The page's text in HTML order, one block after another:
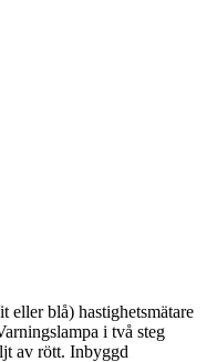
blå) hastighetsmätare
i två steg
av rött. Inbyggd